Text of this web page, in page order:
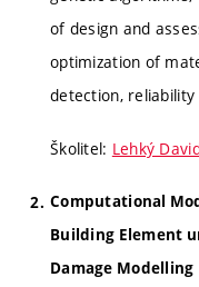
of design and
optimization of
detection,
Školitel: Lehký
Computational
Building Element
Damage Modelling